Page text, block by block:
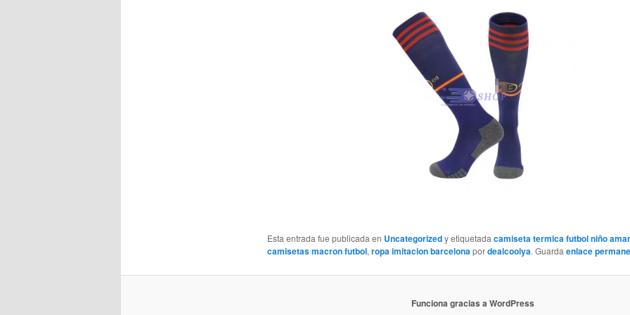
Esta entrada fue publicada en Uncategorizedy etiquetadacamiseta termica futbol niño
camisetas macron futbol,ropa imitacion barcelonapordealcoolya. Guardaenlace
Funciona gracias a WordPress